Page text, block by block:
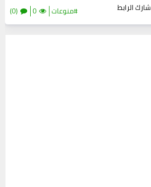
شارك الرابط #منوعات 0
(0)